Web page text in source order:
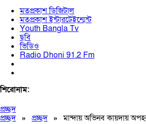
মতপ্রকাশ ডিজিটাল
মতপ্রকাশ ইন্টারটেইন্মেন্ট
Youth Bangla Tv
ছবি
ভিডিও
Radio Dhoni 91.2 Fm
শিরোনাম:
প্রচ্ছদ
প্রচ্ছদ» প্রচ্ছদ»মান্দায় অভিনব কায়দায়